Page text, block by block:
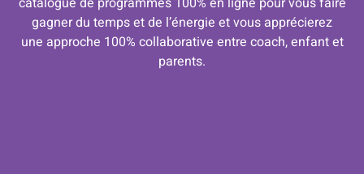
gagner du temps et de l’énergie et vous apprécierez
une approche 100% collaborative entre coach, enfant et
parents.